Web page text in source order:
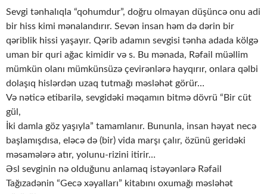
Sevgi tənhalıqla “qohumdur”, doğru olmayan düşüncə onu adi
bir hiss kimi mənalandırır. Sevən insan həm də dərin bir
qəriblik hissi yaşayır. Qərib adamın sevgisi tənha adada kölgə
uman bir quri ağac kimidir və s. Bu mənada, Rəfail müəllim
mümkün olanı mümkünsüzə çevirənlərə hayqırır, onlara qəlbi
dolaşıq hislərdən uzaq tutmağı məsləhət görür…
Və nəticə etibarilə, sevgidəki məqamın bitmə dövrü “Bir cüt
gül,
İki damla göz yaşıyla” tamamlanır. Bununla, insan həyat necə
başlamışdısa, eləcə də (bir) vida marşı çalır, özünü geridəki
məsamələrə atır, yolunu-rizini itirir…
Əsl sevginin nə olduğunu anlamaq istəyənlərə Rəfail
Tağızadənin “Gecə xəyalları” kitabını oxumağı məsləhət